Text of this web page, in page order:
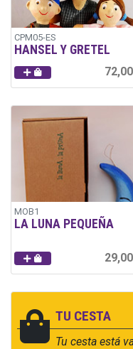
TU CESTA
Tu cesta está
CPM05-ES
HANSEL Y GRETEL
MOB1
LA LUNA PEQUEÑA